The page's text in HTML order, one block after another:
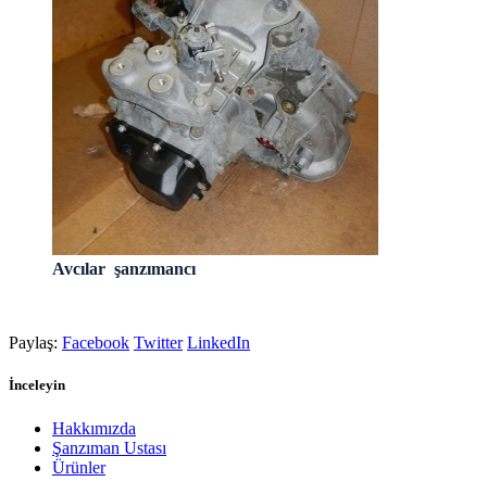
Avcılar şanzımancı
Paylaş: Facebook Twitter LinkedIn
İnceleyin
Hakkımızda
Şanzıman Ustası
Ürünler